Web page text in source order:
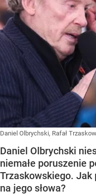
Daniel Olbrychski, Rafał
Daniel Olbrychski
niemałe poruszenie
Trzaskowskiego. Jak
na jego słowa?